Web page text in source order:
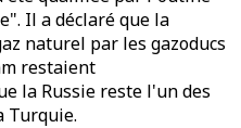
Il a déclaré que la
naturel par les gazoducs
restaient
la Russie reste l'un des
Turquie.